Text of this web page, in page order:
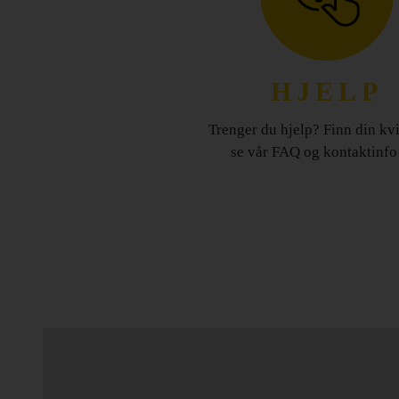
HJELP
Trenger du hjelp? Finn din
se vår FAQ og kontaktinfo